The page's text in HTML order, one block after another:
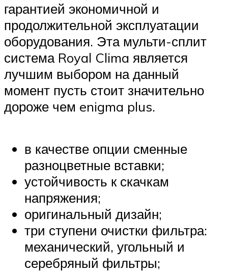
гарантией экономичной и
продолжительной эксплуатации
оборудования. Эта мульти-сплит
система Royal Clima является
лучшим выбором на данный
момент пусть стоит значительно
дороже чем enigma plus.
в качестве опции сменные
разноцветные вставки;
устойчивость к скачкам
напряжения;
оригинальный дизайн;
три ступени очистки фильтра:
механический, угольный и
серебряный фильтры;